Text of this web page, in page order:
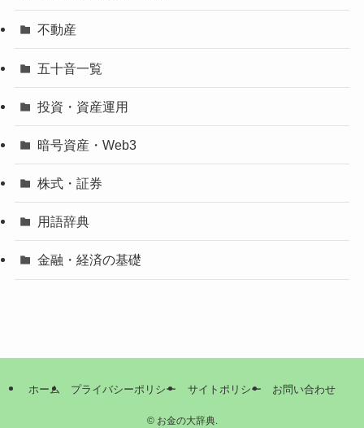
不動産
五十音一覧
投資・資産運用
暗号資産・Web3
株式・証券
用語辞典
金融・経済の基礎
ホーム プライバシーポリシー サイトポリシー お問い合わせ
©お金の大辞典.